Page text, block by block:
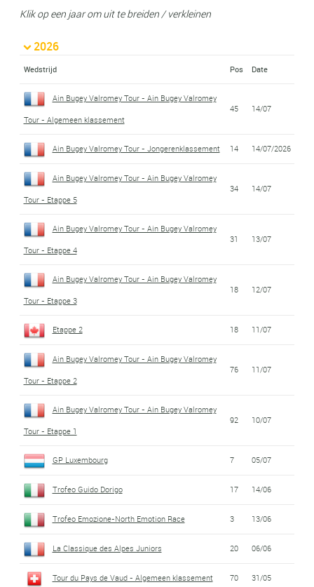
Klik op een jaar om uit te breiden / verkleinen
2026
Wedstrijd Pos Date
Ain Bugey Valromey Tour - Ain Bugey Valromey
Tour - Algemeen klassement
45 14/07
Ain Bugey Valromey Tour - Jongerenklassement 14 14/07/2026
Ain Bugey Valromey Tour - Ain Bugey Valromey
Tour - Etappe 5
34 14/07
Ain Bugey Valromey Tour - Ain Bugey Valromey
Tour - Etappe 4
31 13/07
Ain Bugey Valromey Tour - Ain Bugey Valromey
Tour - Etappe 3
18 12/07
Etappe 2 18 11/07
Ain Bugey Valromey Tour - Ain Bugey Valromey
Tour - Etappe 2
76 11/07
Ain Bugey Valromey Tour - Ain Bugey Valromey
Tour - Etappe 1
92 10/07
GP Luxembourg 7 05/07
Trofeo Guido Dorigo 17 14/06
Trofeo Emozione-North Emotion Race 3 13/06
La Classique des Alpes Juniors 20 06/06
Tour du Pays de Vaud - Algemeen klassement 70 31/05